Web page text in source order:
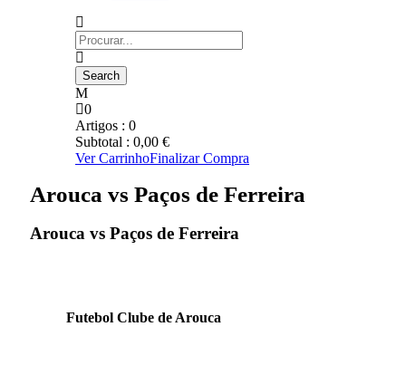
0
Artigos : 0
Subtotal : 0,00 €
Ver CarrinhoFinalizar Compra
Arouca vs Paços de Ferreira
Arouca vs Paços de Ferreira
Futebol Clube de Arouca